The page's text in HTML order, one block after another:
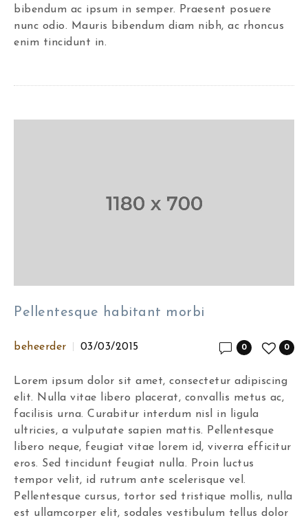
bibendum ac ipsum in semper. Praesent posuere
nunc odio. Mauris bibendum diam nibh, ac rhoncus
enim tincidunt in.
Pellentesque habitant morbi
beheerder 03/03/2015 0
0
Lorem ipsum dolor sit amet, consectetur adipiscing
elit. Nulla vitae libero placerat, convallis metus ac,
facilisis urna. Curabitur interdum nisl in ligula
ultricies, a vulputate sapien mattis. Pellentesque
libero neque, feugiat vitae lorem id, viverra efficitur
eros. Sed tincidunt feugiat nulla. Proin luctus
tempor velit, id rutrum ante scelerisque vel.
Pellentesque cursus, tortor sed tristique mollis, nulla
est ullamcorper elit, sodales vestibulum tellus dolor